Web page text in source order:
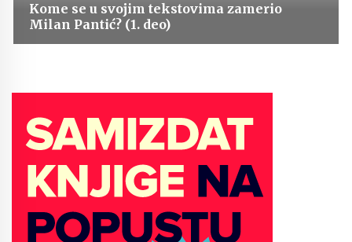
Kome se u svojim tekstovima zamerio
Milan Pantić? (1. deo)